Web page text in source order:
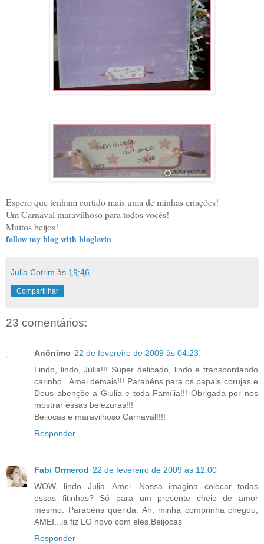
Espero que tenham curtido mais uma de minhas criações!
Um Carnaval maravilhoso para todos vocês!
Muitos beijos!
follow my blog with bloglovin
Julia Cotrim às 19:46
Compartilhar
23 comentários:
Anônimo 22 de fevereiro de 2009 às 04:23
Lindo, lindo, Júlia!!! Super delicado, lindo e transbordando
carinho...Amei demais!!! Parabéns para os papais corujas e
Deus abençõe a Giulia e toda Família!!! Obrigada por nos
mostrar essas belezuras!!!
Beijocas e maravilhoso Carnaval!!!!
Responder
Fabi Ormerod 22 de fevereiro de 2009 às 12:00
WOW, lindo Julia...Amei. Nossa imagina colocar todas
essas fitinhas? Só para um presente cheio de amor
mesmo. Parabéns querida. Ah, minha comprinha chegou,
AMEI...já fiz LO novo com eles.Beijocas
Responder